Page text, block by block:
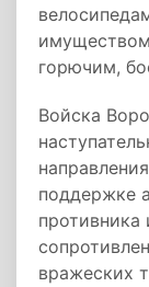
горючим,
Войска
поддержке
противника
вражеских